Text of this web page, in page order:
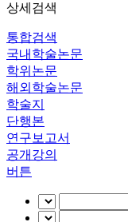
상세검색
통합검색
국내학술논문
학위논문
해외학술논문
학술지
단행본
연구보고서
공개강의
버튼